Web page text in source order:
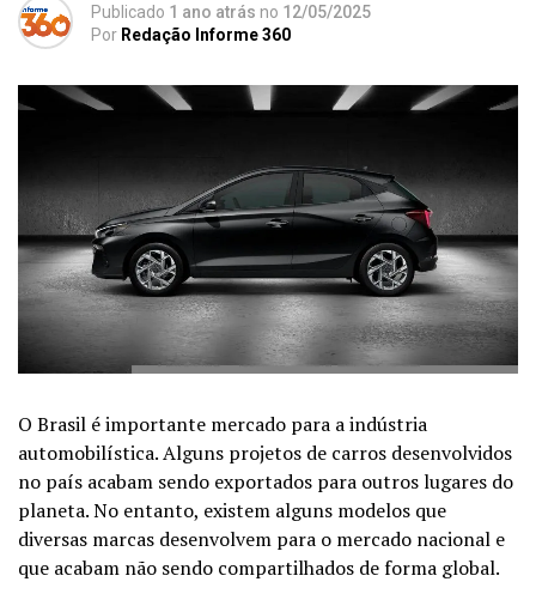
Publicado 1 ano atrás no 12/05/2025
Por Redação Informe 360
O Brasil é importante mercado para a indústria
automobilística. Alguns projetos de carros desenvolvidos
no país acabam sendo exportados para outros lugares do
planeta. No entanto, existem alguns modelos que
diversas marcas desenvolvem para o mercado nacional e
que acabam não sendo compartilhados de forma global.